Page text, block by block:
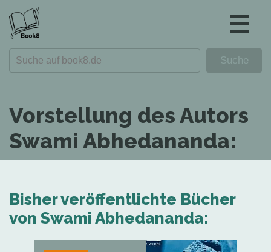
☰
Vorstellung des Autors
Swami Abhedananda:
Bisher veröffentlichte Bücher
von Swami Abhedananda: